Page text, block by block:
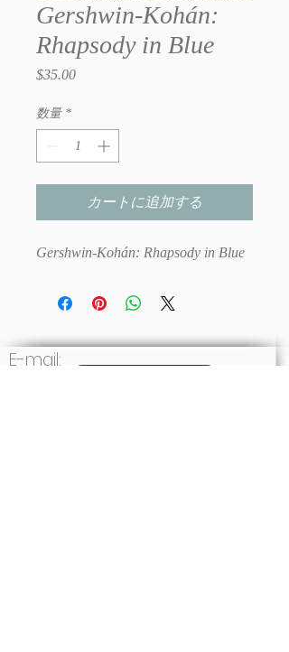
Gershwin-Kohán:
Rhapsody in Blue
$35.00価
数量 *
カートに追加する
Gershwin-Kohán: Rhapsody in Blue
E-mail: